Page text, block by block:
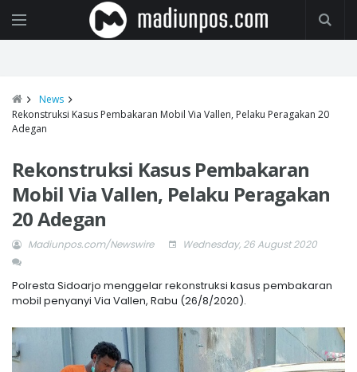
News
Rekonstruksi Kasus Pembakaran Mobil Via Vallen, Pelaku Peragakan 20
Adegan
Rekonstruksi Kasus Pembakaran
Mobil Via Vallen, Pelaku Peragakan
20 Adegan
Madiunpos.com/Newswire Wednesday, 26 August 2020
Polresta Sidoarjo menggelar rekonstruksi kasus pembakaran
mobil penyanyi Via Vallen, Rabu (26/8/2020).